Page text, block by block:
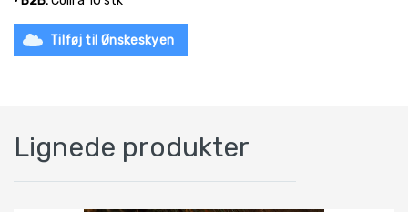
Tilføj til Ønskeskyen
Lignede produkter